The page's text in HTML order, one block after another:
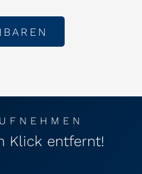
Klick entfernt!